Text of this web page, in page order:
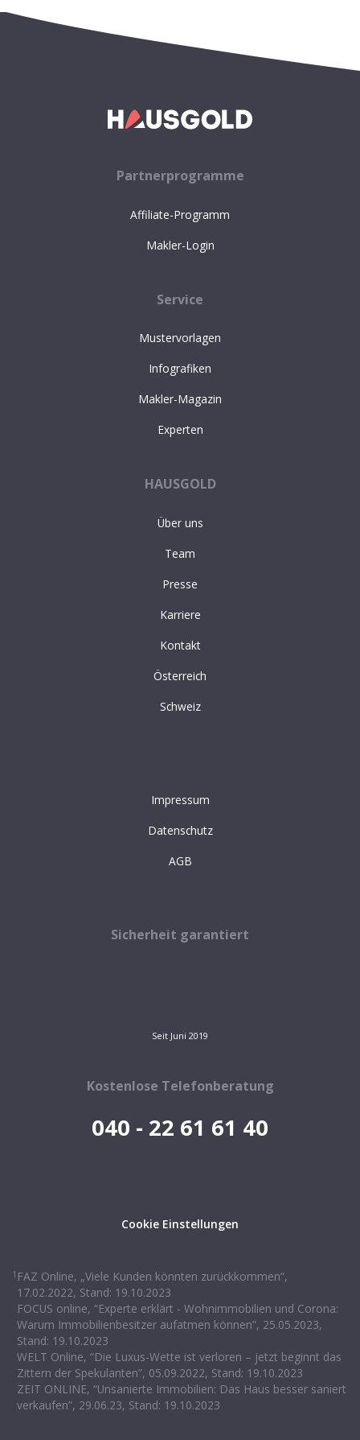
Partnerprogramme
Affiliate-Programm
Makler-Login
Service
Mustervorlagen
Infografiken
Makler-Magazin
Experten
HAUSGOLD
Über uns
Team
Presse
Karriere
Kontakt
Österreich
Schweiz
Impressum
Datenschutz
AGB
Kostenlose Telefonberatung
040 - 22 61 61 40
Sicherheit garantiert
Seit Juni 2019
Cookie Einstellungen
1 FAZ Online, „Viele Kunden könnten zurückkommen“,
17.02.2022, Stand: 19.10.2023
FOCUS online, “Experte erklärt - Wohnimmobilien und Corona:
Warum Immobilienbesitzer aufatmen können”, 25.05.2023,
Stand: 19.10.2023
WELT Online, “Die Luxus-Wette ist verloren – jetzt beginnt das
Zittern der Spekulanten”, 05.09.2022, Stand: 19.10.2023
ZEIT ONLINE, “Unsanierte Immobilien: Das Haus besser saniert
verkaufen”, 29.06.23, Stand: 19.10.2023